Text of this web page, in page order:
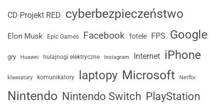
CD Projekt RED cyberbezpieczeństwo
Elon Musk Epic Games Facebook fotele FPS Google
gry Huawei hulajnogi elektryczne Instagram Internet iPhone
klawiatury komunikatory laptopy Microsoft Netflix
Nintendo Nintendo Switch PlayStation